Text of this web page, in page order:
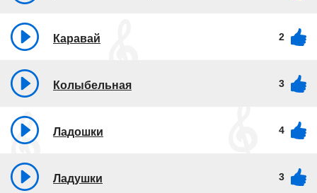
Каравай 2
Колыбельная 3
Ладошки 4
Ладушки 3